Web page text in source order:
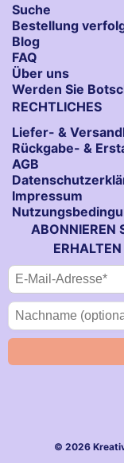
Suche
Bestellung
Blog
FAQ
Über uns
Werden Sie
RECHTLICHES
Liefer- &
Rückgabe- &
AGB
Impressum
ABONNIEREN
© 2026